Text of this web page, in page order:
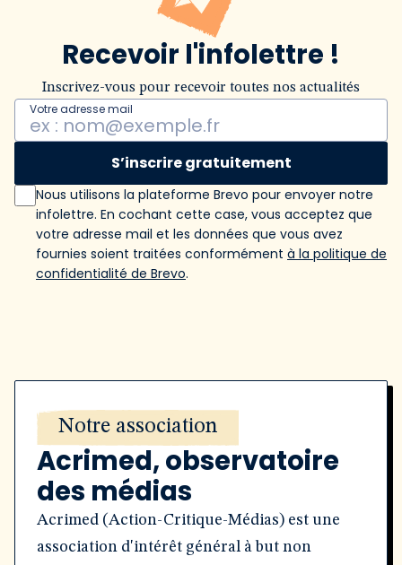
Recevoir l'infolettre !
Inscrivez-vous pour recevoir toutes nos actualités
Votre adresse mail
S’inscrire gratuitement
Nous utilisons la plateforme Brevo pour envoyer notre
infolettre. En cochant cette case, vous acceptez que
votre adresse mail et les données que vous avez
fournies soient traitées conformément à la politique de
confidentialité de Brevo.
Notre association
Acrimed, observatoire
des médias
Acrimed (Action-Critique-Médias) est une
association d'intérêt général à but non